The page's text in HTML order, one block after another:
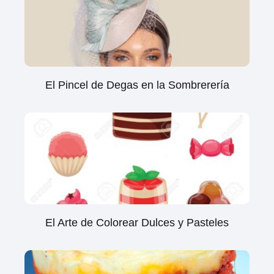
El Pincel de Degas en la Sombrerería
El Arte de Colorear Dulces y Pasteles